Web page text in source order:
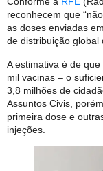
reconhecem que
as doses enviadas
de distribuição global
A estimativa é de
mil vacinas – o
3,8 milhões de
Assuntos Civis,
primeira dose e
injeções.